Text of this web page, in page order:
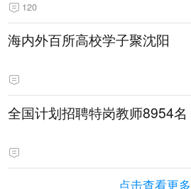
120
海内外百所高校学子聚沈阳
全国计划招聘特岗教师8954名
点击查看更多